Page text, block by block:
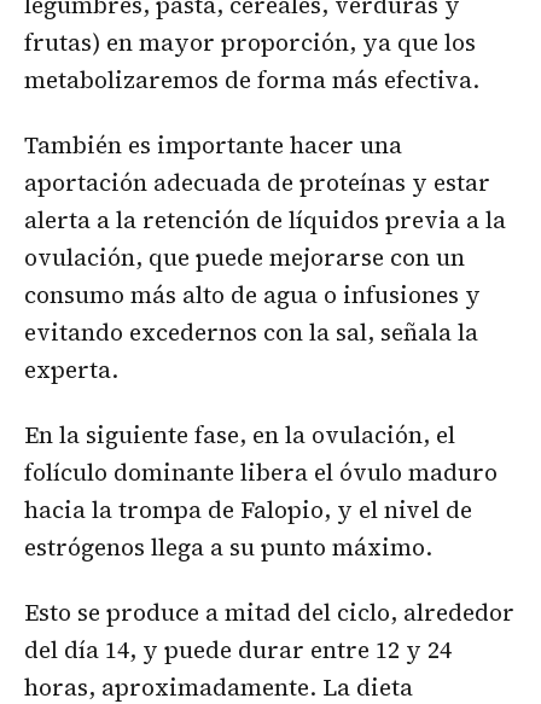
frutas) en mayor proporción, ya que los
metabolizaremos de forma más efectiva.
También es importante hacer una
aportación adecuada de proteínas y estar
alerta a la retención de líquidos previa a la
ovulación, que puede mejorarse con un
consumo más alto de agua o infusiones y
evitando excedernos con la sal, señala la
experta.
En la siguiente fase, en la ovulación, el
folículo dominante libera el óvulo maduro
hacia la trompa de Falopio, y el nivel de
estrógenos llega a su punto máximo.
Esto se produce a mitad del ciclo, alrededor
del día 14, y puede durar entre 12 y 24
horas, aproximadamente. La dieta